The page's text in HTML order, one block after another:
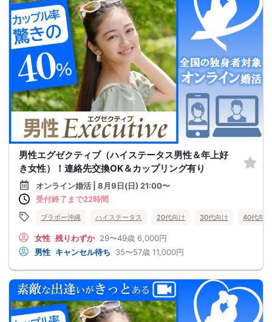
男性エグゼクティブ（ハイステータス男性＆年上好
き女性）！連絡先交換OK＆カップリング有り
オンライン婚活 | 8月9日(日) 21:00〜
受付終了まで22時間
ブラボー沖縄 ハイステータス 20代向け 30代向け 40代向け
女性 残りわずか 29〜49歳 6,000円
男性 キャンセル待ち 35〜57歳 11,000円